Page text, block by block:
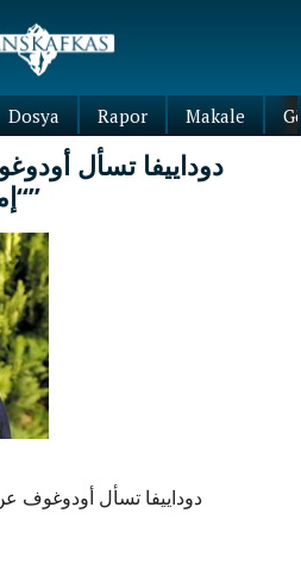
Dosya Rapor Makale
دوداييفا تسأل
“إمارة شمال القفقاس”
دوداييفا تسأل